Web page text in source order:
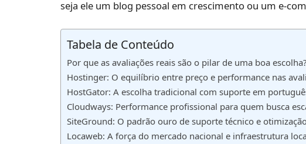
seja ele um blog pessoal em crescimento ou um e-
Tabela de Conteúdo
Por que as avaliações reais são o pilar de uma boa escolha?
Hostinger: O equilíbrio entre preço e performance nas
HostGator: A escolha tradicional com suporte em
Cloudways: Performance profissional para quem busca
SiteGround: O padrão ouro de suporte técnico e
Locaweb: A força do mercado nacional e infraestrutura